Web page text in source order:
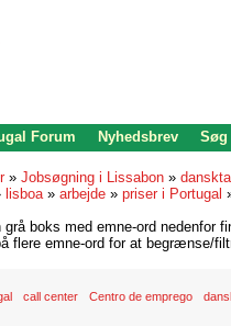
Forum Nyhedsbrev Søg
» Jobsøgning i Lissabon »
lisboa» arbejde » priser i Portugal
grå boks med emne-ord nedenfor
flere emne-ord for at begrænse/
call center Centro de emprego